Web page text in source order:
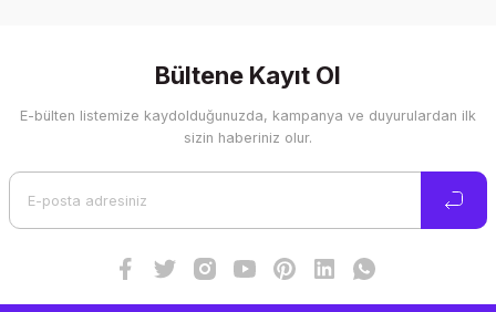
Görüş ve önerileriniz için teşekkür ederiz.
Ürün resmi kalitesiz, bozuk veya görüntülenemiyor.
Bültene Kayıt Ol
E-bülten listemize kaydolduğunuzda, kampanya ve duyurulardan ilk
sizin haberiniz olur.